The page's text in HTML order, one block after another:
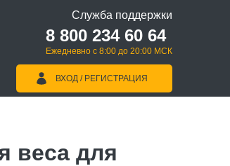
Служба поддержки
8 800 234 60 64
Ежедневно с 8:00 до 20:00 МСК
ВХОД / РЕГИСТРАЦИЯ
веса для